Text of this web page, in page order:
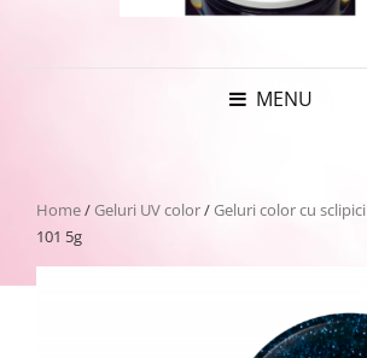
MENU
Home/Geluri UV color/Geluri color cu sclipici
101 5g